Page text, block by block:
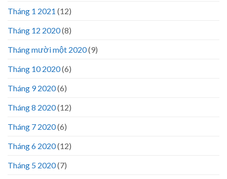
Tháng 1 2021 (12)
Tháng 12 2020(8)
Tháng mười một 2020(9)
Tháng 10 2020(6)
Tháng 9 2020(6)
Tháng 8 2020(12)
Tháng 7 2020(6)
Tháng 6 2020(12)
Tháng 5 2020(7)